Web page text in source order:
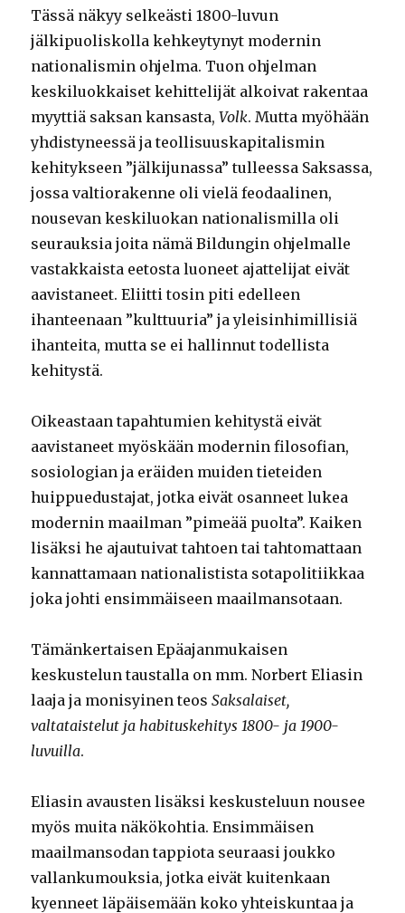
Tässä näkyy selkeästi 1800-luvun
jälkipuoliskolla kehkeytynyt modernin
nationalismin ohjelma. Tuon ohjelman
keskiluokkaiset kehittelijät alkoivat rakentaa
myyttiä saksan kansasta,Volk. Mutta myöhään
yhdistyneessä ja teollisuuskapitalismin
kehitykseen ”jälkijunassa” tulleessa Saksassa,
jossa valtiorakenne oli vielä feodaalinen,
nousevan keskiluokan nationalismilla oli
seurauksia joita nämä Bildungin ohjelmalle
vastakkaista eetosta luoneet ajattelijat eivät
aavistaneet. Eliitti tosin piti edelleen
ihanteenaan ”kulttuuria” ja yleisinhimillisiä
ihanteita, mutta se ei hallinnut todellista
kehitystä.
Oikeastaan tapahtumien kehitystä eivät
aavistaneet myöskään modernin filosofian,
sosiologian ja eräiden muiden tieteiden
huippuedustajat, jotka eivät osanneet lukea
modernin maailman ”pimeää puolta”. Kaiken
lisäksi he ajautuivat tahtoen tai tahtomattaan
kannattamaan nationalistista sotapolitiikkaa
joka johti ensimmäiseen maailmansotaan.
Tämänkertaisen Epäajanmukaisen
keskustelun taustalla on mm. Norbert Eliasin
laaja ja monisyinen teosSaksalaiset,
valtataistelut ja habituskehitys 1800- ja 1900-
luvuilla.
Eliasin avausten lisäksi keskusteluun nousee
myös muita näkökohtia. Ensimmäisen
maailmansodan tappiota seuraasi joukko
vallankumouksia, jotka eivät kuitenkaan
kyenneet läpäisemään koko yhteiskuntaa ja